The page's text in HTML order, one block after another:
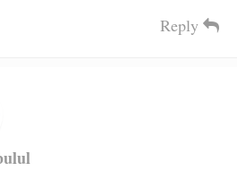
Reply